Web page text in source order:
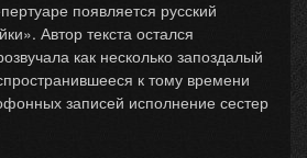
появляется русский
Автор текста остался
как несколько запоздалый
к тому времени
записей исполнение сестер